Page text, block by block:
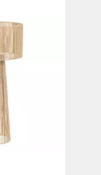
D'INTÉRIEUR
ADRIA,
Dekofunktion,
bei dir